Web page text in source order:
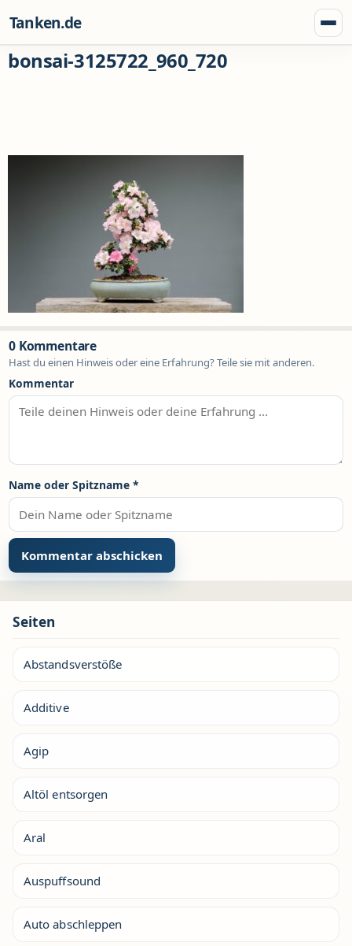
Tanken.de
bonsai-3125722_960_720
0 Kommentare
Hast du einen Hinweis oder eine Erfahrung? Teile sie mit anderen.
Kommentar
Name oder Spitzname *
Seiten
Abstandsverstöße
Additive
Agip
Altöl entsorgen
Aral
Auspuffsound
Auto abschleppen